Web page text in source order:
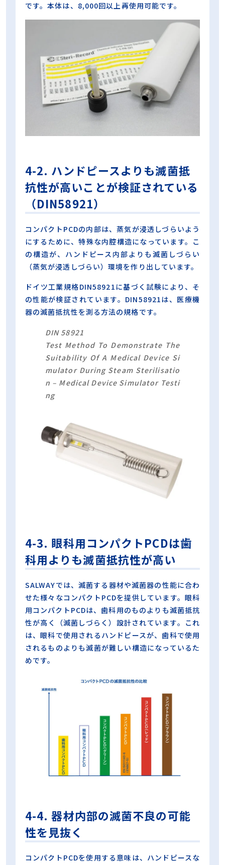
です。本体は、8,000回以上再使用可能です。
4-2. ハンドピースよりも滅菌抵
抗性が高いことが検証されている
（DIN58921）
コンパクトPCDの内部は、蒸気が浸透しづらいよう
にするために、特殊な内腔構造になっています。こ
の構造が、ハンドピース内部よりも滅菌しづらい
（蒸気が浸透しづらい）環境を作り出しています。
ドイツ工業規格DIN58921に基づく試験により、そ
の性能が検証されています。DIN58921は、医療機
器の滅菌抵抗性を測る方法の規格です。
DIN 58921
Test Method To Demonstrate The
Suitability Of A Medical Device Si
mulator During Steam Sterilisatio
n – Medical Device Simulator Testi
ng
4-3. 眼科用コンパクトPCDは歯
科用よりも滅菌抵抗性が高い
SALWAYでは、滅菌する器材や滅菌器の性能に合わ
せた様々なコンパクトPCDを提供しています。眼科
用コンパクトPCDは、歯科用のものよりも滅菌抵抗
性が高く（滅菌しづらく）設計されています。これ
は、眼科で使用されるハンドピースが、歯科で使用
されるものよりも滅菌が難しい構造になっているた
めです。
4-4. 器材内部の滅菌不良の可能
性を見抜く
コンパクトPCDを使用する意味は、ハンドピースな